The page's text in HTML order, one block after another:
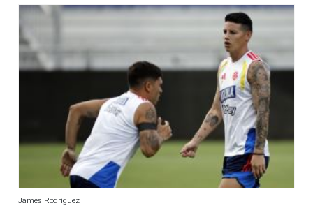
James Rodríguez